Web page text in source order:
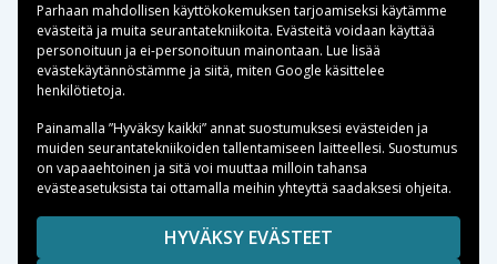
Maksuvaihtoehdot
Toimitusvaihtoehdot
Copyright © 2026, Spares Nordic AB
SIVULLA MAINITUT TAVARAMERKIT OVAT OMISTAJIENSA
Parhaan mahdollisen käyttökokemuksen tarjoamiseksi käytämme
evästeitä ja muita seurantatekniikoita. Evästeitä voidaan käyttää
personoituun ja ei-personoituun mainontaan. Lue lisää
evästekäytännöstämme ja siitä, miten Google käsittelee
henkilötietoja.
Painamalla ”Hyväksy kaikki” annat suostumuksesi evästeiden ja
muiden seurantatekniikoiden tallentamiseen laitteellesi. Suostumus
on vapaaehtoinen ja sitä voi muuttaa milloin tahansa
evästeasetuksista tai ottamalla meihin yhteyttä saadaksesi ohjeita.
HYVÄKSY EVÄSTEET